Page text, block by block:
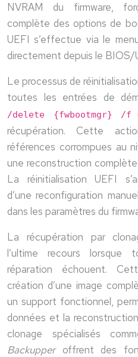
NVRAM du firmware,
complète des options de
UEFI s’effectue via le
directement depuis le BIOS/
Le processus de
toutes les entrées de
/delete {fwbootmgr} /f
récupération. Cette
références corrompues au
une reconstruction
La réinitialisation UEFI
d’une reconfiguration
dans les paramètres du
La récupération par
l’ultime recours
réparation échouent.
création d’une image
un support fonctionnel,
données et la
clonage spécialisés
Backupperoffrent des